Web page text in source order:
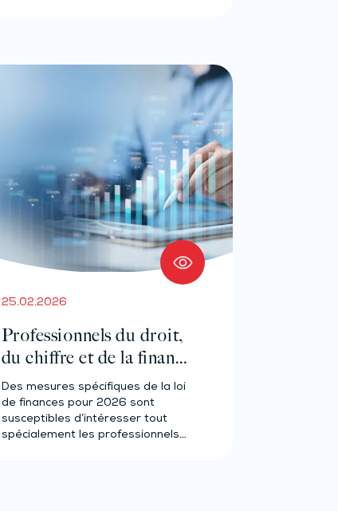
25.02.2026
Professionnels du droit,
du chiffre et de la finance
: ce qui va changer en
2026
Des mesures spécifiques de la loi
de finances pour 2026 sont
susceptibles d’intéresser tout
spécialement les professionnels